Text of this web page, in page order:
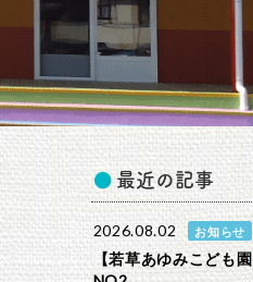
最近の記事
2026.08.02 お知らせ
【若草あゆみこども園